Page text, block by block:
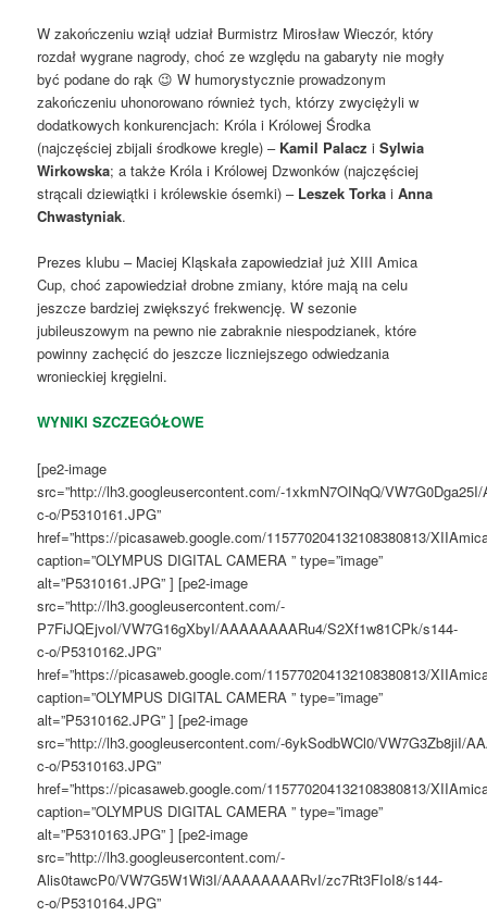
W zakończeniu wziął udział Burmistrz Mirosław Wieczór, który
rozdał wygrane nagrody, choć ze względu na gabaryty nie mogły
być podane do rąk 😉 W humorystycznie prowadzonym
zakończeniu uhonorowano również tych, którzy zwyciężyli w
dodatkowych konkurencjach: Króla i Królowej Środka
(najczęściej zbijali środkowe kregle) – Kamil Palacz iSylwia
Wirkowska; a także Króla i Królowej Dzwonków (najczęściej
strącali dziewiątki i królewskie ósemki) – Leszek Torka iAnna
Chwastyniak.
Prezes klubu – Maciej Kląskała zapowiedział już XIII Amica
Cup, choć zapowiedział drobne zmiany, które mają na celu
jeszcze bardziej zwiększyć frekwencję. W sezonie
jubileuszowym na pewno nie zabraknie niespodzianek, które
powinny zachęcić do jeszcze liczniejszego odwiedzania
wronieckiej kręgielni.
WYNIKI SZCZEGÓŁOWE
[pe2-image
src=”http://lh3.googleusercontent.com/-1xkmN7OINqQ/
c-o/P5310161.JPG”
href=”https://picasaweb.google.com/115770204132108380813/
caption=”OLYMPUS DIGITAL CAMERA ” type=”image”
alt=”P5310161.JPG” ] [pe2-image
src=”http://lh3.googleusercontent.com/-
P7FiJQEjvoI/VW7G16gXbyI/AAAAAAAARu4/S2Xf1w81CPk/s144-
c-o/P5310162.JPG”
href=”https://picasaweb.google.com/115770204132108380813/
caption=”OLYMPUS DIGITAL CAMERA ” type=”image”
alt=”P5310162.JPG” ] [pe2-image
src=”http://lh3.googleusercontent.com/-6ykSodbWCl0/VW7G3Zb8jiI/
c-o/P5310163.JPG”
href=”https://picasaweb.google.com/115770204132108380813/
caption=”OLYMPUS DIGITAL CAMERA ” type=”image”
alt=”P5310163.JPG” ] [pe2-image
src=”http://lh3.googleusercontent.com/-
Alis0tawcP0/VW7G5W1Wi3I/AAAAAAAARvI/zc7Rt3FIoI8/s144-
c-o/P5310164.JPG”